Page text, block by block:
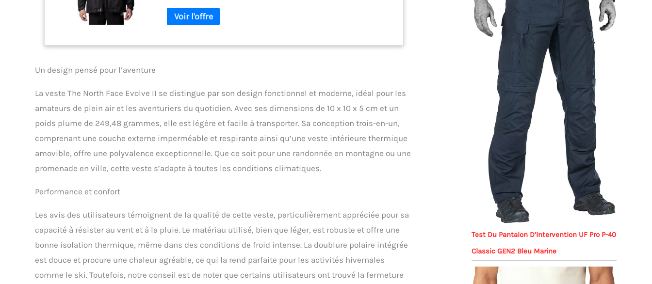
thermocollée, pouvant se ranger dans le col Veste extérieure : Deux
poches à fermeture zippée Veste extérieure : Cordon de serrage élastique
par scratch Veste extérieure : Logo brodé Veste extérieure : Finition
avec scratch Veste extérieure : Capuche réglable avec bordure
thermocollée, pouvant se ranger dans le col Veste extérieure : Deux
à l'ourlet Veste extérieure : Manchettes dans le même tissu avec réglage
par scratch Veste extérieure : Logo brodé Veste extérieure : Finition
déperlante DWR Veste intérieure : Fermeture zippée au centre sur l'avant
Un design pensé pour l’aventure
La veste The North Face Evolve II se distingue par son design fonctionnel et moderne, idéal pour les
amateurs de plein air et les aventuriers du quotidien. Avec ses dimensions de 10 x 10 x 5 cm et un
poids plume de 249,48 grammes, elle est légère et facile à transporter. Sa conception trois-en-un,
comprenant une couche externe imperméable et respirante ainsi qu’une veste intérieure thermique
amovible, offre une polyvalence exceptionnelle. Que ce soit pour une randonnée en montagne ou une
promenade en ville, cette veste s’adapte à toutes les conditions climatiques.
Performance et confort
Les avis des utilisateurs témoignent de la qualité de cette veste, particulièrement appréciée pour sa
capacité à résister au vent et à la pluie. Le matériau utilisé, bien que léger, est robuste et offre une
bonne isolation thermique, même dans des conditions de froid intense. La doublure polaire intégrée
est douce et procure une chaleur agréable, ce qui la rend parfaite pour les activités hivernales
comme le ski. Toutefois, notre conseil est de noter que certains utilisateurs ont trouvé la fermeture
Test Du Pantalon D’Intervention UF Pro P-40
Classic GEN2 Bleu Marine